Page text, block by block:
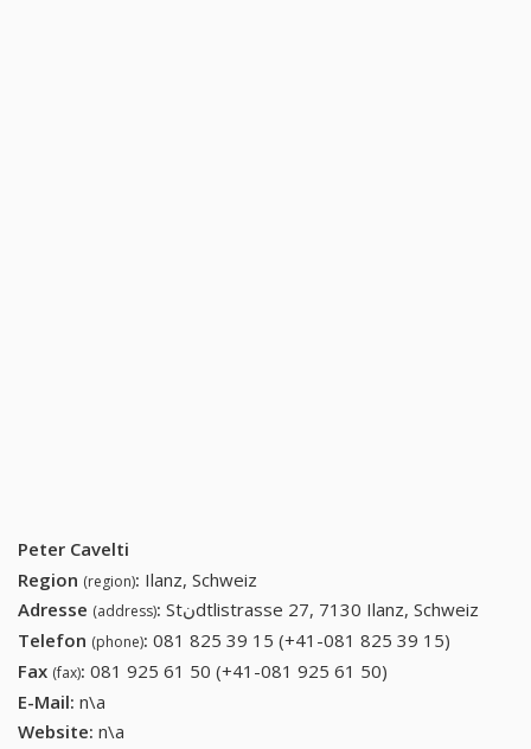
Peter Cavelti
Region (region): Ilanz, Schweiz
Adresse (address):
Stنdtlistrasse 27, 7130 Ilanz, Schweiz
Telefon (phone): 081 825 39 15 (+41-081 825 39 15)
Fax (fax): 081 925 61 50 (+41-081 925 61 50)
E-Mail: n\a
Website: n\a